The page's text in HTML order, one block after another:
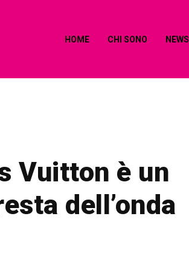
HOME CHI SONO NEWS
Vuitton è un
dell’onda